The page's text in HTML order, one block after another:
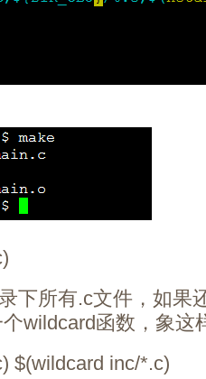
下所有.c文件，如果
wildcard函数，象这
$(wildcard inc/*.c)